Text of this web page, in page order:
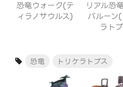
恐竜ウォーク(テ
ィラノサウルス)
リアル恐
バルーン
ラト
恐竜 トリケラトプス